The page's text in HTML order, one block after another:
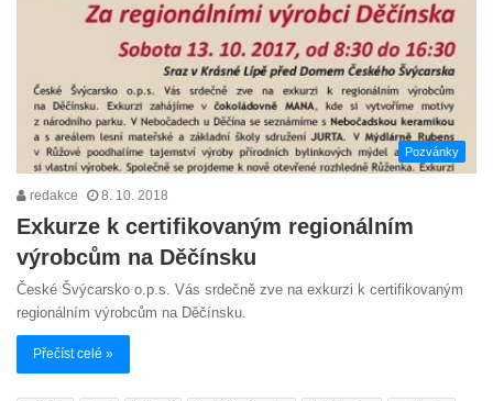
Pozvánky
redakce 8. 10. 2018
Exkurze k certifikovaným regionálním
výrobcům na Děčínsku
České Švýcarsko o.p.s. Vás srdečně zve na exkurzi k certifikovaným
regionálním výrobcům na Děčínsku.
Přečíst celé »